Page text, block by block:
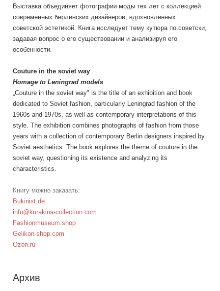
Выставка объединяет фотографии моды тех лет с коллекцией
современных берлинских дизайнеров, вдохновленных
советской эстетикой. Книга исследует тему кутюра по.советски,
задавая вопрос о его существовании и анализируя его
особенности.
Couture in the soviet way
Homage to Leningrad models
„Couture in the soviet way" is the title of an exhibition and book
dedicated to Soviet fashion, particularly Leningrad fashion of the
1960s and 1970s, as well as contemporary interpretations of this
style. The exhibition combines photographs of fashion from those
years with a collection of contemporary Berlin designers inspired by
Soviet aesthetics. The book explores the theme of couture in the
soviet way, questioning its existence and analyzing its
characteristics.
Книгу можно заказать:
Bukinist.de
info@kurakina-collection.com
Fashionmuseum.shop
Gelikon-shop.com
Ozon.ru
Aрхив